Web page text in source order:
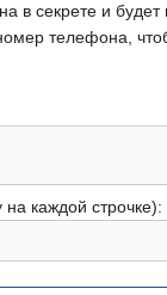
и будет
телефона,
каждой строчке):